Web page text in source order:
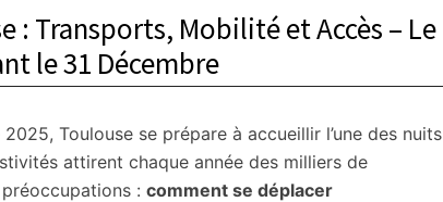
: Transports, Mobilité et Accès – Le
le 31 Décembre
Toulouse se prépare à accueillir l’une des nuits
attirent chaque année des milliers de
: comment se déplacer